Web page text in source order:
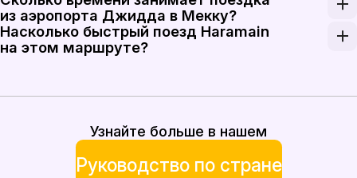
из аэропорта Джидда в Мекку?
Типичное время в пути на поезде Haramain
Насколько быстрый поезд Haramain
на этом маршруте?
Узнайте больше в нашем
Руководство по стране